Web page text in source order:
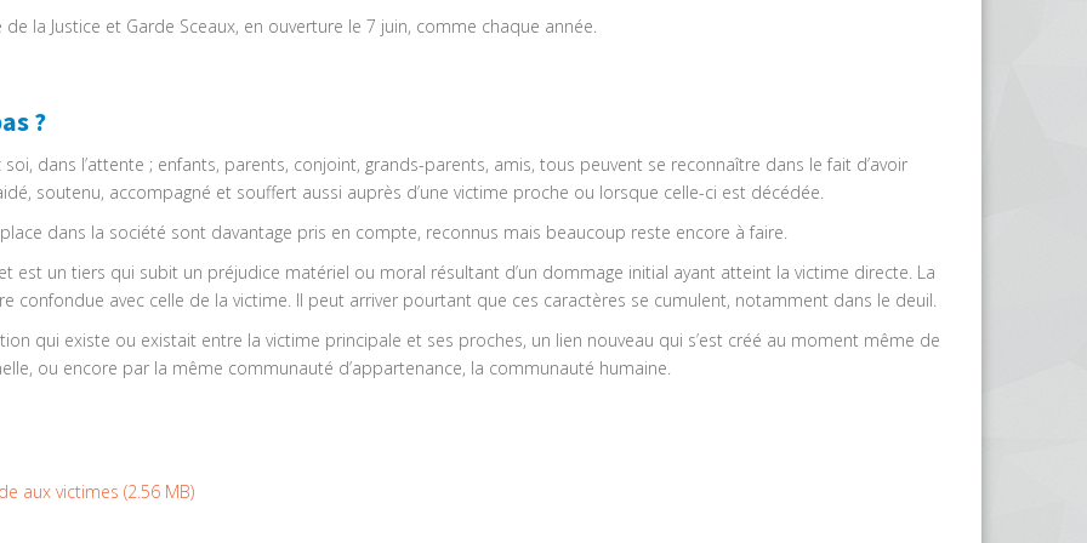
la Justice et Garde Sceaux, en ouverture le 7 juin, comme chaque année.
?
dans l’attente ; enfants, parents, conjoint, grands-parents, amis, tous peuvent se reconnaître dans le fait d’avoir
soutenu, accompagné et souffert aussi auprès d’une victime proche ou lorsque celle-ci est décédée.
dans la société sont davantage pris en compte, reconnus mais beaucoup reste encore à faire.
est un tiers qui subit un préjudice matériel ou moral résultant d’un dommage initial ayant atteint la victime directe. La
confondue avec celle de la victime. Il peut arriver pourtant que ces caractères se cumulent, notamment dans le deuil.
qui existe ou existait entre la victime principale et ses proches, un lien nouveau qui s’est créé au moment même de
ou encore par la même communauté d’appartenance, la communauté humaine.
aux victimes (2.56 MB)